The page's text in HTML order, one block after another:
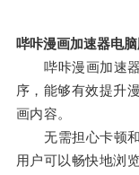
哔咔漫画加速器电
哔咔漫画加速器
序，能够有效提升
画内容。
无需担心卡顿和
用户可以畅快地浏